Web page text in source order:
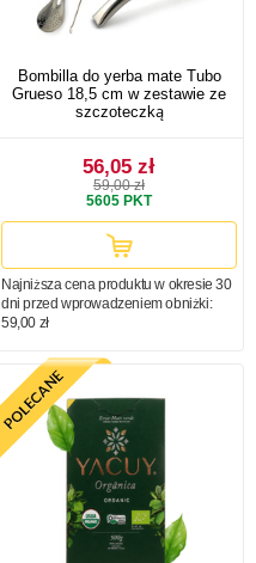
Bombilla do yerba mate Tubo
Grueso 18,5 cm w zestawie ze
szczoteczką
56,05 zł
59,00 zł
5605 PKT
Najniższa cena produktu w okresie 30
dni przed wprowadzeniem obniżki:
59,00 zł